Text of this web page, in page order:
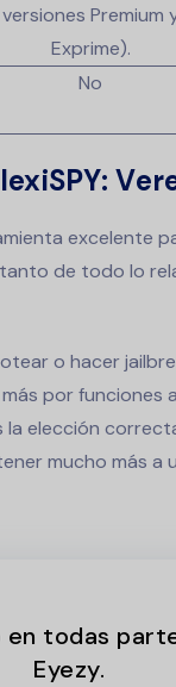
versiones Premium
Exprime).
No
excelente
de todo lo
o hacer
por funciones
la elección
mucho más a
en todas
Eyezy.